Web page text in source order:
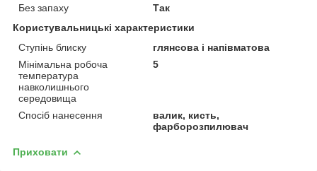
Без запаху
Так
Користувальницькі характеристики
Ступінь блиску
глянсова і напівматова
Мінімальна робоча
температура
навколишнього
середовища
5
Спосіб нанесення
валик, кисть,
фарборозпилювач
Приховати